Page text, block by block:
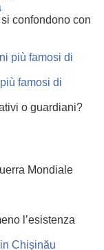
confondono con
famosi di
o guardiani?
Mondiale
l’esistenza